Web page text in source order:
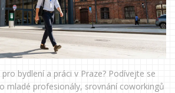
bydlení a práci v Praze? Podívejte se
mladé profesionály, srovnání coworkingů